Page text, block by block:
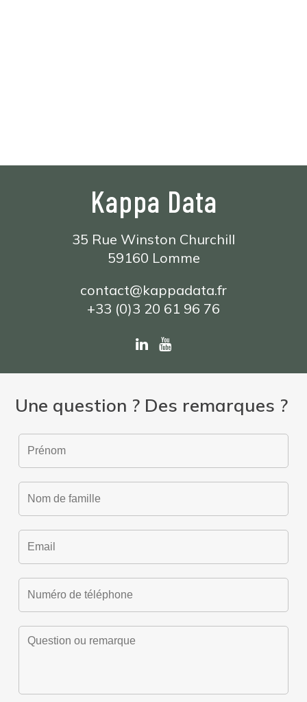
Kappa Data
35 Rue Winston Churchill
59160 Lomme
contact@kappadata.fr
+33 (0)3 20 61 96 76
Une question ? Des remarques ?